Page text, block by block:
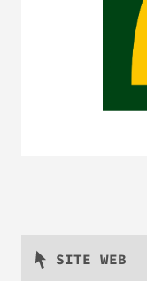
SITE WEB